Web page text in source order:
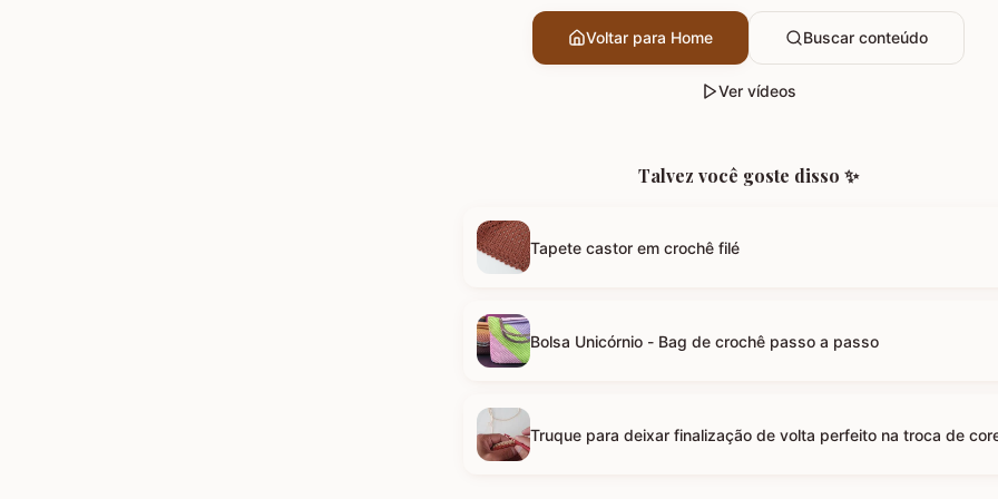
Voltar para Home Buscar conteúdo
Ver vídeos
Talvez você goste disso ✨
Tapete castor em crochê filé
Bolsa Unicórnio - Bag de crochê passo a passo
Truque para deixar finalização de volta perfeito na troca de